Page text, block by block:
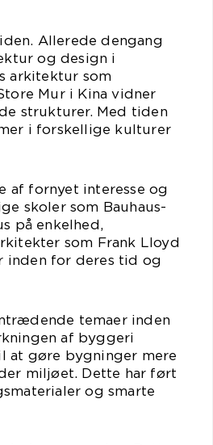
Allerede dengang
og design i
arkitektur som
Mur i Kina vidner
strukturer. Med tiden
i forskellige kulturer
af fornyet interesse og
skoler som Bauhaus-
på enkelhed,
som Frank Lloyd
inden for deres tid og
temaer inden
af byggeri
at gøre bygninger mere
miljøet. Dette har ført
og smarte